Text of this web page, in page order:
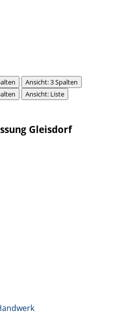
Ansicht: 3 Spalten
Ansicht: Liste
Gleisdorf